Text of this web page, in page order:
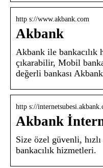
http s://www.akbank.com
Akbank
Akbank ile
çıkarabilir, Mobil
değerli bankası
http s://
Akbank
Size özel güvenli,
bankacılık hizmetleri.